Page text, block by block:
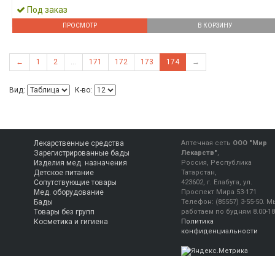
Под заказ
ПРОСМОТР В КОРЗИНУ
← 1 2 171 172 173 174 →
Вид: К-во:
Лекарственные средства
Зарегистрированные бады
Изделия мед. назначения
Детское питание
Сопутствующие товары
Мед. оборудование
Бады
Товары без групп
Косметика и гигиена
Аптечная сеть ООО "Мир
Лекарств"
Россия, Республика
Татарстан,
423602, г. Елабуга, ул.
Проспект Мира 53-171
Телефон: (85557) 3-55-50
работаем по будням 8.00-
Политика
конфиденциальности